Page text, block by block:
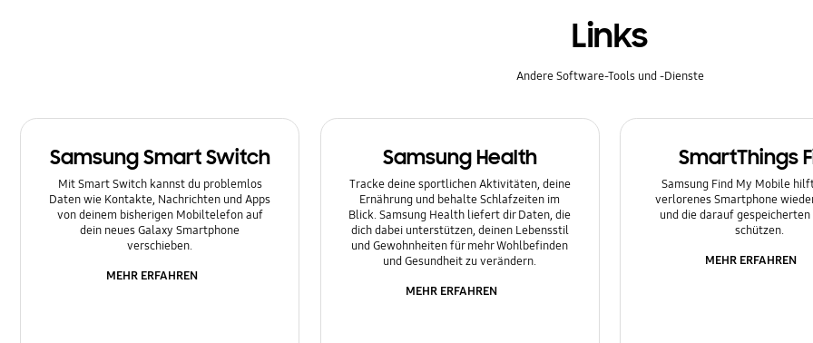
Sperre
Ton
Links
Andere Software-Tools und -Dienste
Samsung Smart Switch
Mit Smart Switch kannst du problemlos
Daten wie Kontakte, Nachrichten und Apps
von deinem bisherigen Mobiltelefon auf
dein neues Galaxy Smartphone
verschieben.
MEHR ERFAHREN
Samsung Health
Tracke deine sportlichen Aktivitäten, deine
Ernährung und behalte Schlafzeiten im
Blick. Samsung Health liefert dir Daten, die
dich dabei unterstützen, deinen Lebensstil
und Gewohnheiten für mehr Wohlbefinden
und Gesundheit zu verändern.
MEHR ERFAHREN
SmartThings
Samsung Find My Mobile
verlorenes Smartphone
und die darauf
schützen.
MEHR ERFAHREN